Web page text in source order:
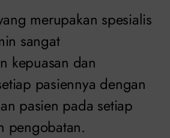
merupakan spesialis
sangat
kepuasan dan
pasiennya dengan
pasien pada setiap
pengobatan.